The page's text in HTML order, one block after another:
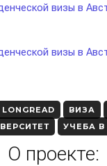
визы в
визы в
LONGREAD ВИЗА
УЧЕБА В
О проекте: